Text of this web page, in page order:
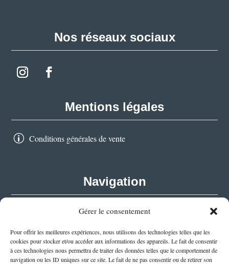
Gérer le consentement
Pour offrir les meilleures expériences, nous utilisons des technologies telles que les
cookies pour stocker et/ou accéder aux informations des appareils. Le fait de consentir
à ces technologies nous permettra de traiter des données telles que le comportement de
navigation ou les ID uniques sur ce site. Le fait de ne pas consentir ou de retirer son
Nos réseaux sociaux
Mentions légales
p Conditions générales de vente
Navigation
SÉMINAIRES D’ENTREPRISE
CHAMBRES D’HÔTES